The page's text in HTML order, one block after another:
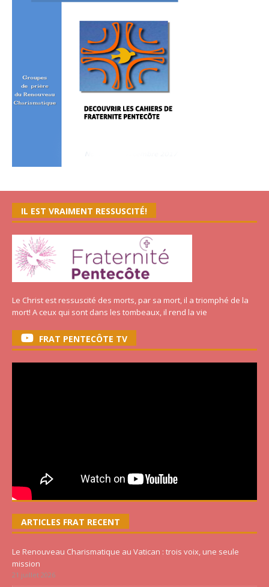
IL EST VRAIMENT RESSUSCITÉ!
Le Christ est ressuscité des morts, par sa mort, il a triomphé de la
mort! A ceux qui sont dans les tombeaux, il rend la vie
FRAT PENTECÔTE TV
ARTICLES FRAT RECENT
Le Renouveau Charismatique au Vatican : trois voix, une seule
mission
21 juillet 2026